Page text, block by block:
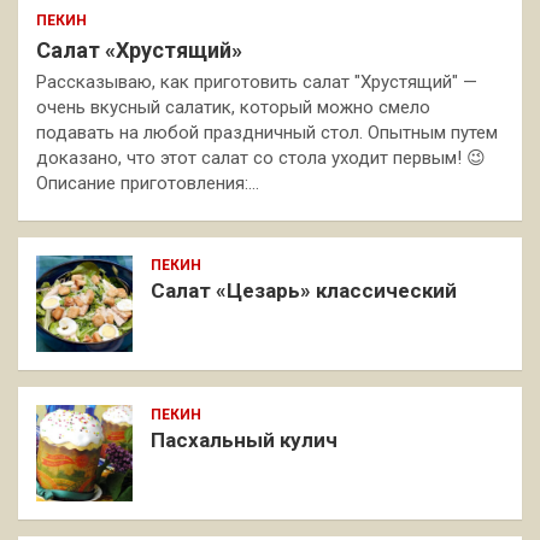
ПЕКИН
Салат «Хрустящий»
Рассказываю, как приготовить салат "Хрустящий" —
очень вкусный салатик, который можно смело
подавать на любой праздничный стол. Опытным путем
доказано, что этот салат со стола уходит первым! 😉
Описание приготовления:…
ПЕКИН
Салат «Цезарь» классический
ПЕКИН
Пасхальный кулич